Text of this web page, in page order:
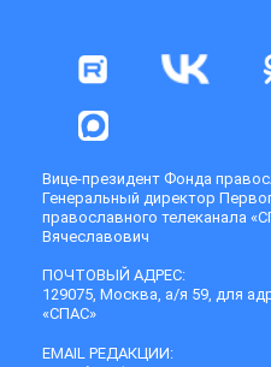
Вице-президент Фонда
Генеральный директор
православного телеканала
Вячеславович
ПОЧТОВЫЙ АДРЕС:
129075, Москва, а/я 59, для
«СПАС»
EMAIL РЕДАКЦИИ: